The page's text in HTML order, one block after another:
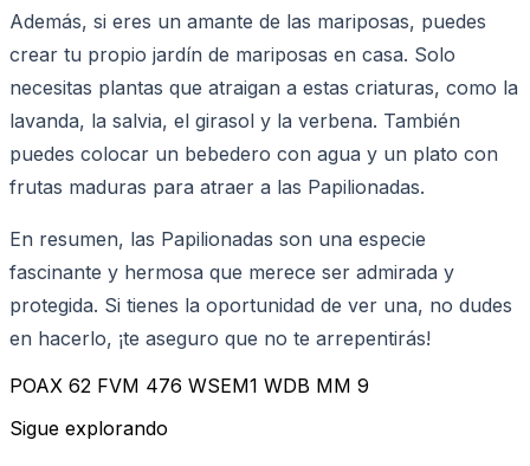
Además, si eres un amante de las mariposas, puedes
crear tu propio jardín de mariposas en casa. Solo
necesitas plantas que atraigan a estas criaturas, como la
lavanda, la salvia, el girasol y la verbena. También
puedes colocar un bebedero con agua y un plato con
frutas maduras para atraer a las Papilionadas.
En resumen, las Papilionadas son una especie
fascinante y hermosa que merece ser admirada y
protegida. Si tienes la oportunidad de ver una, no dudes
en hacerlo, ¡te aseguro que no te arrepentirás!
POAX 62 FVM 476 WSEM1 WDB MM 9
Sigue explorando